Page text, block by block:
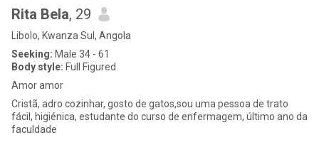
Rita Bela, 29
Libolo, Kwanza Sul, Angola
Seeking: Male 34 - 61
Body style: Full Figured
Amor amor
Cristã, adro cozinhar, gosto de gatos,sou uma pessoa de trato
fácil, higiénica, estudante do curso de enfermagem, último ano da
faculdade